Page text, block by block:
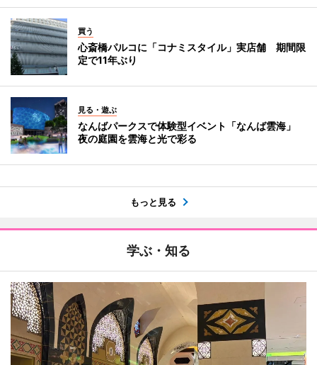
買う
心斎橋パルコに「コナミスタイル」実店舗 期間限
定で11年ぶり
見る・遊ぶ
なんばパークスで体験型イベント「なんば雲海」
夜の庭園を雲海と光で彩る
もっと見る
学ぶ・知る